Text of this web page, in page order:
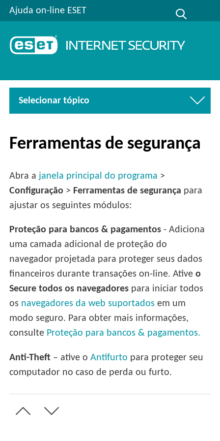
Ajuda on-line ESET
Selecionar tópico
Ferramentas de segurança
Abra a janela principal do programa >
Configuração > Ferramentas de segurança para
ajustar os seguintes módulos:
Proteção para bancos & pagamentos - Adiciona
uma camada adicional de proteção do
navegador projetada para proteger seus dados
financeiros durante transações on-line. Ativeo
Secure todos os navegadores para iniciar todos
os navegadores da web suportados em um
modo seguro. Para obter mais informações,
consulte Proteção para bancos & pagamentos.
Anti-Theft – ative oAntifurto para proteger seu
computador no caso de perda ou furto.